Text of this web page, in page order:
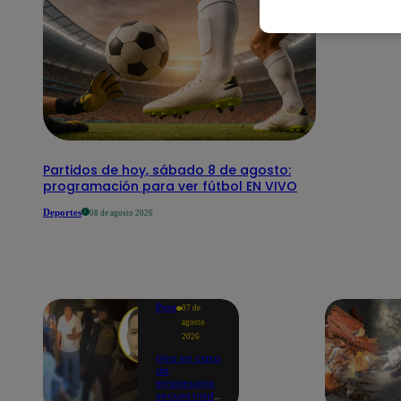
Partidos de hoy, sábado 8 de agosto:
programación para ver fútbol EN VIVO
Deportes 08 de agosto 2026
Perú 07 de
agosto
2026
Giro en caso
de
empresario
secuestrado